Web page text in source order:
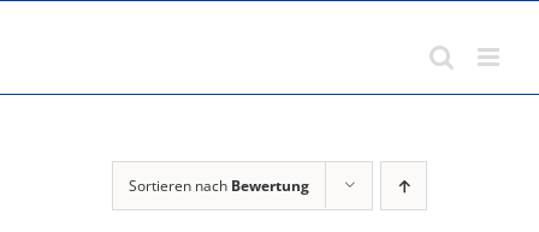
Sortieren nach Bewertung